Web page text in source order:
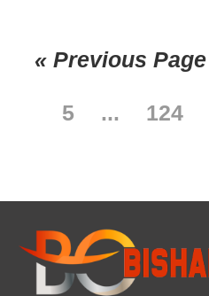
« Previous Page
5 ... 124